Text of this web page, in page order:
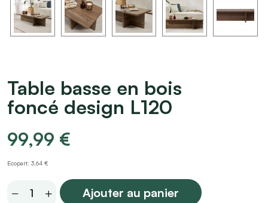
Table basse en bois
foncé design L120
99,99 €
Ecopart: 3,64 €
Table
Ajouter au panier